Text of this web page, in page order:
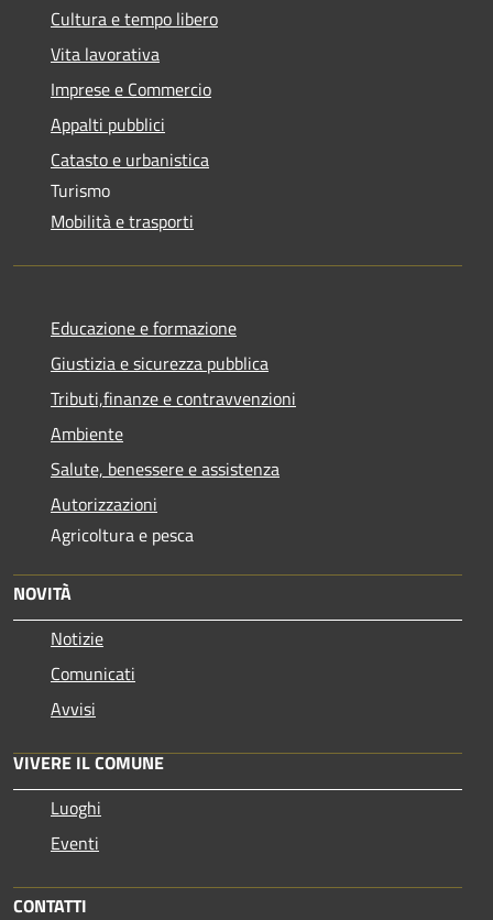
Cultura e tempo libero
Vita lavorativa
Imprese e Commercio
Appalti pubblici
Catasto e urbanistica
Turismo
Mobilità e trasporti
Educazione e formazione
Giustizia e sicurezza pubblica
Tributi,finanze e contravvenzioni
Ambiente
Salute, benessere e assistenza
Autorizzazioni
Agricoltura e pesca
NOVITÀ
Notizie
Comunicati
Avvisi
VIVERE IL COMUNE
Luoghi
Eventi
CONTATTI